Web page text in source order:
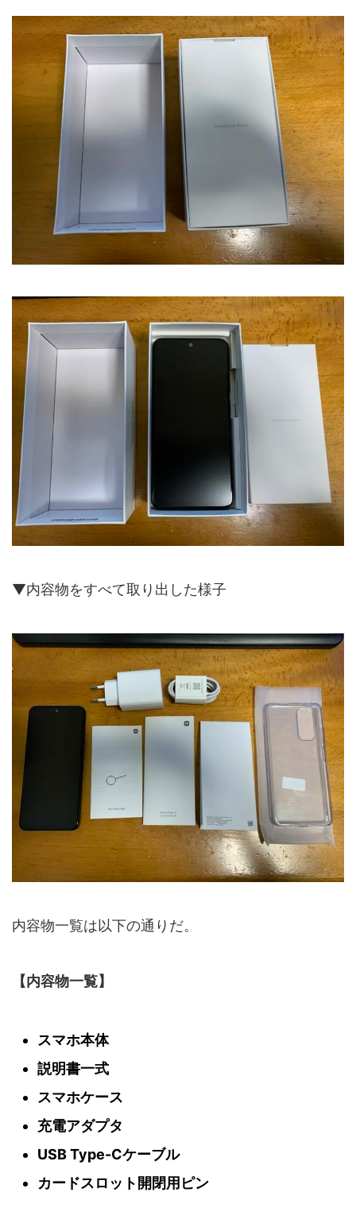
▼内容物をすべて取り出した様子
内容物一覧は以下の通りだ。
【内容物一覧】
スマホ本体
説明書一式
スマホケース
充電アダプタ
USB Type-Cケーブル
カードスロット開閉用ピン